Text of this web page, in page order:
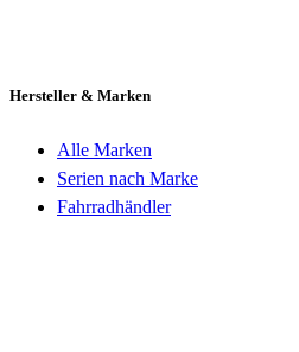
Hersteller & Marken
Alle Marken
Serien nach Marke
Fahrradhändler